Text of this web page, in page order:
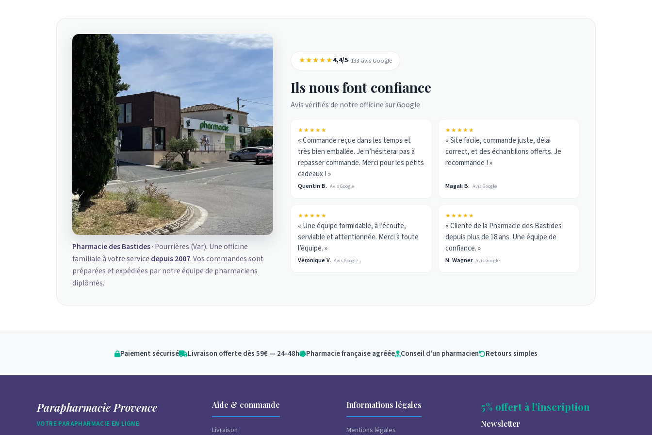
Pharmacie des Bastides· Pourrières (Var). Une officine
familiale à votre service depuis 2007. Vos commandes sont
préparées et expédiées par notre équipe de pharmaciens
diplômés.
★★★★★4,4/5· 133 avis Google
Ils nous font confiance
Avis vérifiés de notre officine sur Google
★★★★★
« Commande reçue dans les temps et
très bien emballée. Je n’hésiterai pas à
repasser commande. Merci pour les petits
cadeaux ! »
Quentin B. Avis Google
★★★★★
« Site facile, commande juste, délai
correct, et des échantillons offerts. Je
recommande ! »
Magali B. Avis Google
★★★★★
« Une équipe formidable, à l’écoute,
serviable et attentionnée. Merci à toute
l’équipe. »
Véronique V. Avis Google
★★★★★
« Cliente de la Pharmacie des Bastides
depuis plus de 18 ans. Une équipe de
confiance. »
N. Wagner Avis Google
Paiement sécurisé Livraison offerte dès 59€ — 24-48h Pharmacie française agréée Conseil d'un pharmacien Retours simples
Parapharmacie Provence
VOTRE PARAPHARMACIE EN LIGNE
Aide & commande
Livraison
Informations légales
Mentions légales
5% offert à l'inscription
Newsletter